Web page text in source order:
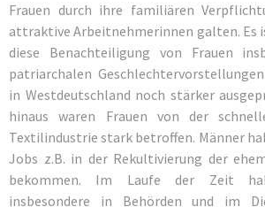
Frauen durch ihre familiären
attraktive Arbeitnehmerinnen galten. Es
diese Benachteiligung von Frauen
patriarchalen
in Westdeutschland noch stärker
hinaus waren Frauen von der
Textilindustrie stark betroffen. Männer
Jobs z.B. in der Rekultivierung der
bekommen. Im Laufe der Zeit
insbesondere in Behörden und im